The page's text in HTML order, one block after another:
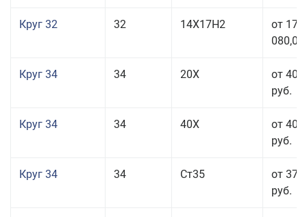
Круг 32 32 14Х17Н2
от 177
080,00
Круг 34 34 20Х
от 40
руб.
Круг 34 34 40Х
от 40
руб.
Круг 34 34 Ст35
от 37
руб.